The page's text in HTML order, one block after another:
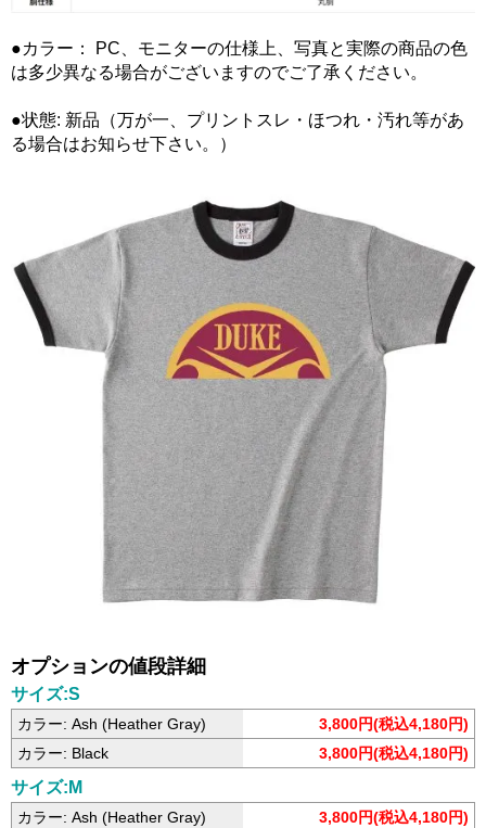
●カラー： PC、モニターの仕様上、写真と実際の商品の色
は多少異なる場合がございますのでご了承ください。
●状態: 新品（万が一、プリントスレ・ほつれ・汚れ等があ
る場合はお知らせ下さい。）
オプションの値段詳細
サイズ:S
カラー: Ash (Heather Gray)
3,800円(税込4,180円)
カラー: Black
3,800円(税込4,180円)
サイズ:M
カラー: Ash (Heather Gray)
3,800円(税込4,180円)